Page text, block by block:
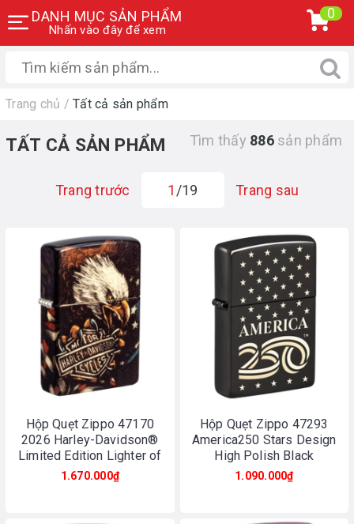
DANH MỤC SẢN PHẨM
Nhấn vào đây để xem
0
Trang chủ / Tất cả sản phẩm
TẤT CẢ SẢN PHẨM Tìm thấy 886sản phẩm
Trang trước 1 /19 Trang sau
Hộp Quẹt Zippo 47170
2026 Harley-Davidson®
Limited Edition Lighter of
the Year
1.670.000₫
Hộp Quẹt Zippo 47293
America250 Stars Design
High Polish Black
1.090.000₫